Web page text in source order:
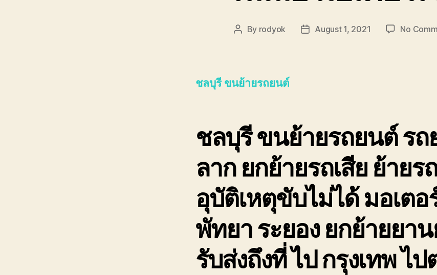
Post
By rodyok
PostAugust 1, 2021 No
ชลบุรี ขนย้ายรถยนต์
ชลบุรี ขนย้ายรถยนต์ รถ
ลาก ยกย้ายรถเสีย ย้ายร
อุบัติเหตุขับไม่ได้ มอเตอ
พัทยา ระยอง ยกย้ายยา
รับส่งถึงที่ ไป กรุงเทพ ไป